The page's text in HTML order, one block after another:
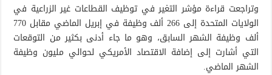
وتراجعت قراءة مؤشر التغير في توظيف القطاعات غير الزراعية في
الولايات المتحدة إلى 266 ألف وظيفة في إبريل الماضي مقابل 770
ألف وظيفة الشهر السابق، وهو ما جاء أدنى بكثير من التوقعات
التي أشارت إلى إضافة الاقتصاد الأمريكي لحوالي مليون وظيفة
الشهر الماضي.